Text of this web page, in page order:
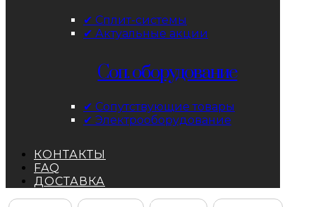
✔ Сплит-системы
✔ Актуальные акции
Соп. оборудование
✔ Сопутствующие товары
✔ Электрооборудование
КОНТАКТЫ
FAQ
ДОСТАВКА